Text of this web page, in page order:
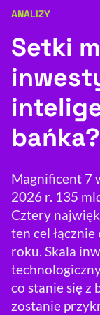
Deklaracja
Kategoria
ANALIZY
Setki
bańka?
Magnificent 7
2026 r. 135
Cztery
ten cel
roku. Skala
co stanie się z
zostanie